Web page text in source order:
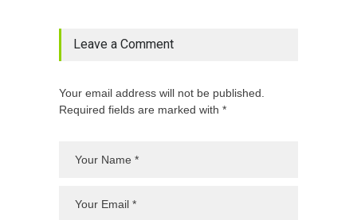
Leave a Comment
Your email address will not be published.
Required fields are marked with *